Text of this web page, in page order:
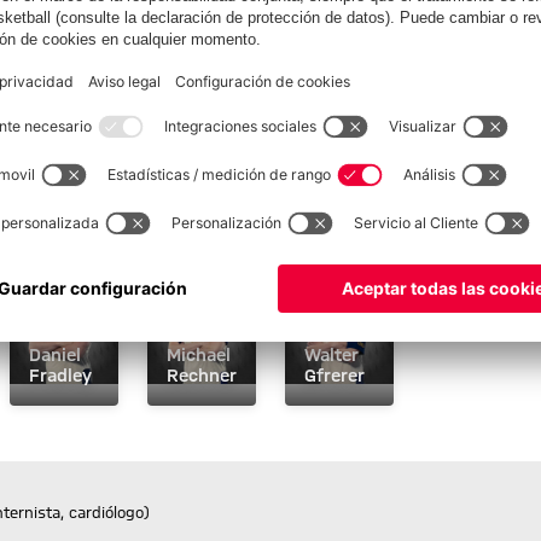
/
Partidos
/
Minutos
sobre Floribert Ngalula
Más información sobre Daniel Fradley
DF
Daniel
Fradley
Más información sobre Michael Rechner
MR
Michael
Rechner
Más información sobre
Walter
Gfrerer
cardiólogo)